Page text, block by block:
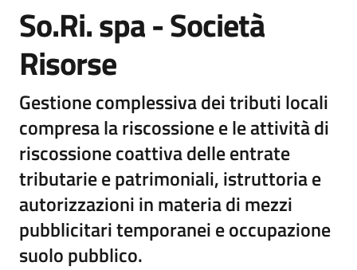
So.Ri. spa - Società
Risorse
Gestione complessiva dei tributi locali
compresa la riscossione e le attività di
riscossione coattiva delle entrate
tributarie e patrimoniali, istruttoria e
autorizzazioni in materia di mezzi
pubblicitari temporanei e occupazione
suolo pubblico.